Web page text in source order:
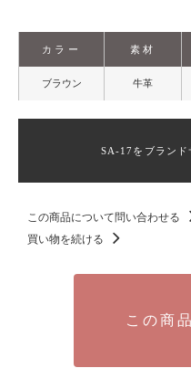
カラー 素材
ブラウン 牛革
SA-17をブランド
この商
この商品について問い合わせる
買い物を続ける